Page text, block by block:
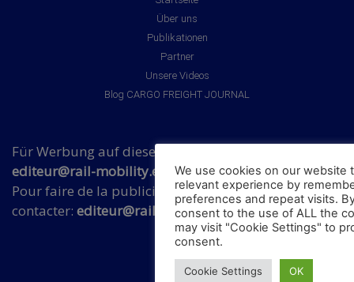
Über uns
Publikationen
Partner
Unsere Videos
Blog CARGO FREIGHT JOURNAL
Für Werbung auf dieser Webseite Kontakt über:
editeur@rail-mobility.eu
Pour faire de la publicité sur ce site Web, veuillez
contacter: editeur@rail-mobility.eu
We use cookies on our website
relevant experience by
preferences and repeat visits.
consent to the use of ALL the
may visit "Cookie Settings" to
consent.
Cookie Settings OK